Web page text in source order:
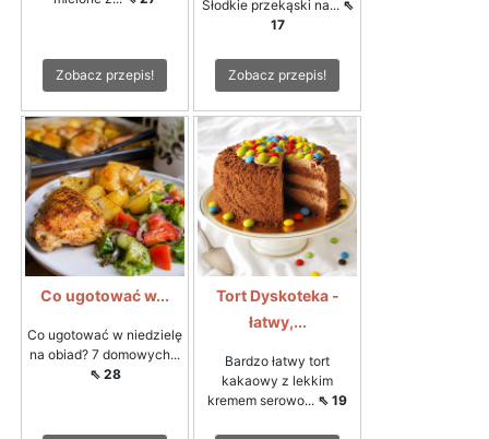
Zobacz przepis!
Słodkie przekąski na... ⇖
17
Zobacz przepis!
Co ugotować w...
Co ugotować w niedzielę
na obiad? 7 domowych...
⇖ 28
Tort Dyskoteka -
łatwy,...
Bardzo łatwy tort
kakaowy z lekkim
kremem serowo... ⇖ 19